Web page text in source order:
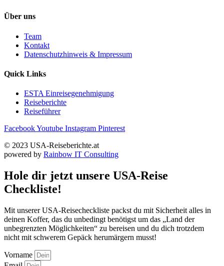
Über uns
Team
Kontakt
Datenschutzhinweis & Impressum
Quick Links
ESTA Einreisegenehmigung
Reiseberichte
Reiseführer
FacebookYoutube Instagram Pinterest
© 2023 USA-Reiseberichte.at
powered by Rainbow IT Consulting
Hole dir jetzt unsere USA-Reise
Checkliste!
Mit unserer USA-Reisecheckliste packst du mit Sicherheit alles in
deinen Koffer, das du unbedingt benötigst um das „Land der
unbegrenzten Möglichkeiten“ zu bereisen und du dich trotzdem
nicht mit schwerem Gepäck herumärgern musst!
Vorname